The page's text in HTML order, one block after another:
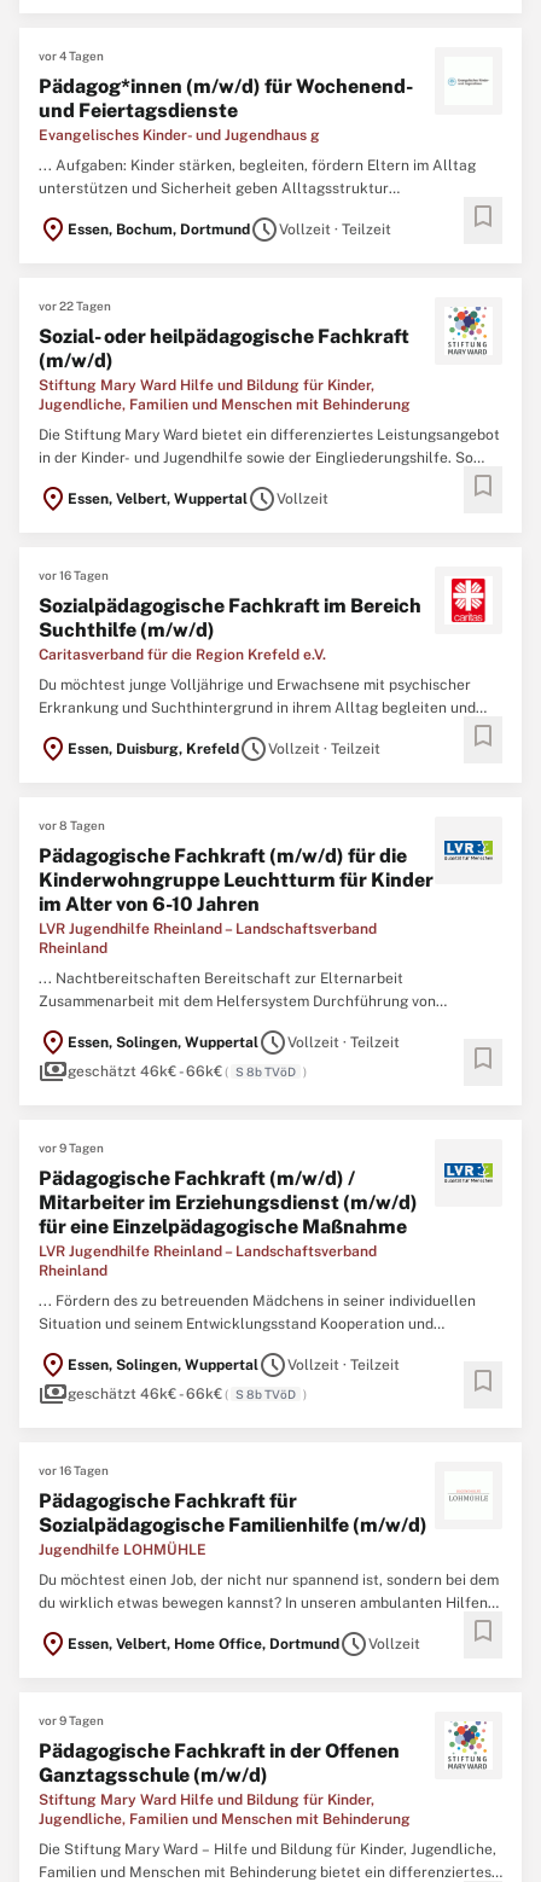
vor 4 Tagen
Pädagog*innen (m/w/d) für Wochenend-
und Feiertagsdienste
Evangelisches Kinder- und Jugendhaus g
... Aufgaben: Kinder stärken, begleiten, fördern Eltern im Alltag
unterstützen und Sicherheit geben Alltagsstruktur
aufrechterhalten (Tagesablauf, Rituale, pädagogische Angebote)
Zusammenarbeit im Team & Dokumentation Verlässliche Präsenz
location_on Essen, Bochum, Dortmund scheduleVollzeit · Teilzeit bookmark
vor 22 Tagen
Sozial- oder heilpädagogische Fachkraft
(m/w/d)
Stiftung Mary Ward Hilfe und Bildung für Kinder,
Jugendliche, Familien und Menschen mit Behinderung
Die Stiftung Mary Ward bietet ein differenziertes Leistungsangebot
in der Kinder- und Jugendhilfe sowie der Eingliederungshilfe. So
ambulanten Maßnahmen, Kindertagesstätte und Förder-OGS mit
location_on Essen, Velbert, WuppertalscheduleVollzeit bookmark
vor 16 Tagen
Sozialpädagogische Fachkraft im Bereich
Suchthilfe (m/w/d)
Caritasverband für die Region Krefeld e.V.
Du möchtest junge Volljährige und Erwachsene mit psychischer
Erkrankung und Suchthintergrund in ihrem Alltag begleiten und
unterstützen? Für unser Angebot "Ambulant Betreutes Wohnen im
Suchtbereich" suchen wir zum nächstmöglichen Zeitpunkt eine
location_on Essen, Duisburg, Krefeld scheduleVollzeit · Teilzeit bookmark
vor 8 Tagen
Pädagogische Fachkraft (m/w/d) für die
Kinderwohngruppe Leuchtturm für Kinder
im Alter von 6-10 Jahren
LVR Jugendhilfe Rheinland – Landschaftsverband
Rheinland
... Nachtbereitschaften Bereitschaft zur Elternarbeit
Zusammenarbeit mit dem Helfersystem Durchführung von
Fachkraft in der
Jugendhilfe/Erzieher/Heilerziehungspfleger/
location_on Essen, Solingen, WuppertalscheduleVollzeit · Teilzeit
paymentsgeschätzt 46k€ - 66k€( S 8b TVöD ) bookmark
vor 9 Tagen
Pädagogische Fachkraft (m/w/d) /
Mitarbeiter im Erziehungsdienst (m/w/d)
für eine Einzelpädagogische Maßnahme
LVR Jugendhilfe Rheinland – Landschaftsverband
Rheinland
... Fördern des zu betreuenden Mädchens in seiner individuellen
Situation und seinem Entwicklungsstand Kooperation und
Netzwerk, Koordination der verschiedenen Alltagsanforderungen
Nacht- und Wochenenddienste Profil Diplom-
location_on Essen, Solingen, WuppertalscheduleVollzeit · Teilzeit
paymentsgeschätzt 46k€ - 66k€( S 8b TVöD ) bookmark
vor 16 Tagen
Pädagogische Fachkraft für
Sozialpädagogische Familienhilfe (m/w/d)
Jugendhilfe LOHMÜHLE
Du möchtest einen Job, der nicht nur spannend ist, sondern bei dem
du wirklich etwas bewegen kannst? In unseren ambulanten Hilfen
Möglichkeit. Du begleitest Familien in ihrem eigenen Lebensumfeld
location_on Essen, Velbert, Home Office, Dortmund scheduleVollzeit bookmark
vor 9 Tagen
Pädagogische Fachkraft in der Offenen
Ganztagsschule (m/w/d)
Stiftung Mary Ward Hilfe und Bildung für Kinder,
Jugendliche, Familien und Menschen mit Behinderung
Die Stiftung Mary Ward – Hilfe und Bildung für Kinder, Jugendliche,
Familien und Menschen mit Behinderung bietet ein differenziertes